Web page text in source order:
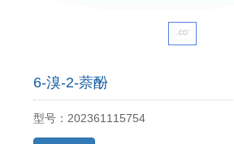
6-溴-2-萘酚
型号：202361115754